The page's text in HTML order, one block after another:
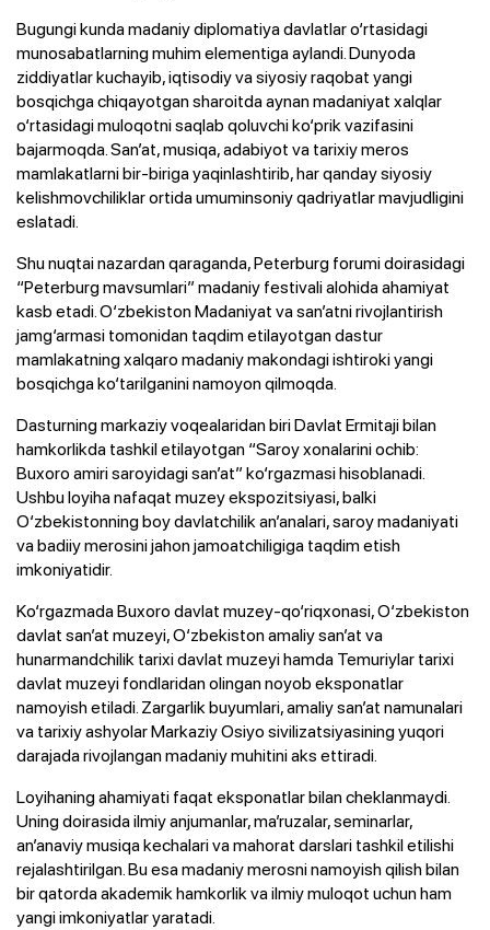
Bugungi kunda madaniy diplomatiya davlatlar o‘rtasidagi
munosabatlarning muhim elementiga aylandi. Dunyoda
ziddiyatlar kuchayib, iqtisodiy va siyosiy raqobat yangi
bosqichga chiqayotgan sharoitda aynan madaniyat xalqlar
o‘rtasidagi muloqotni saqlab qoluvchi ko‘prik vazifasini
bajarmoqda. San’at, musiqa, adabiyot va tarixiy meros
mamlakatlarni bir-biriga yaqinlashtirib, har qanday siyosiy
kelishmovchiliklar ortida umuminsoniy qadriyatlar mavjudligini
eslatadi.
Shu nuqtai nazardan qaraganda, Peterburg forumi doirasidagi
“Peterburg mavsumlari” madaniy festivali alohida ahamiyat
kasb etadi. O‘zbekiston Madaniyat va san’atni rivojlantirish
jamg‘armasi tomonidan taqdim etilayotgan dastur
mamlakatning xalqaro madaniy makondagi ishtiroki yangi
bosqichga ko‘tarilganini namoyon qilmoqda.
Dasturning markaziy voqealaridan biri Davlat Ermitaji bilan
hamkorlikda tashkil etilayotgan “Saroy xonalarini ochib:
Buxoro amiri saroyidagi san’at” ko‘rgazmasi hisoblanadi.
Ushbu loyiha nafaqat muzey ekspozitsiyasi, balki
O‘zbekistonning boy davlatchilik an’analari, saroy madaniyati
va badiiy merosini jahon jamoatchiligiga taqdim etish
imkoniyatidir.
Ko‘rgazmada Buxoro davlat muzey-qo‘riqxonasi, O‘zbekiston
davlat san’at muzeyi, O‘zbekiston amaliy san’at va
hunarmandchilik tarixi davlat muzeyi hamda Temuriylar tarixi
davlat muzeyi fondlaridan olingan noyob eksponatlar
namoyish etiladi. Zargarlik buyumlari, amaliy san’at namunalari
va tarixiy ashyolar Markaziy Osiyo sivilizatsiyasining yuqori
darajada rivojlangan madaniy muhitini aks ettiradi.
Loyihaning ahamiyati faqat eksponatlar bilan cheklanmaydi.
Uning doirasida ilmiy anjumanlar, ma’ruzalar, seminarlar,
an’anaviy musiqa kechalari va mahorat darslari tashkil etilishi
rejalashtirilgan. Bu esa madaniy merosni namoyish qilish bilan
bir qatorda akademik hamkorlik va ilmiy muloqot uchun ham
yangi imkoniyatlar yaratadi.